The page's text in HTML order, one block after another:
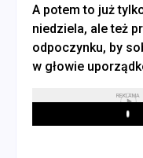
A potem to już
niedziela, ale też
odpoczynku, by
w głowie
REKLAMA